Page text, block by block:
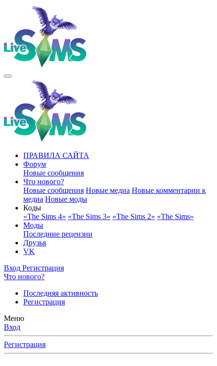
ПРАВИЛА САЙТА
Форум
Новые сообщения
Что нового?
Новые сообщения Новые медиа Новые комментарии к
медиа Новые моды
Коды
«The Sims 4» «The Sims 3» «The Sims 2» «The Sims»
Моды
Последние рецензии
Друзья
VK
Вход Регистрация
Что нового?
Последняя активность
Регистрация
Меню
Вход
Регистрация